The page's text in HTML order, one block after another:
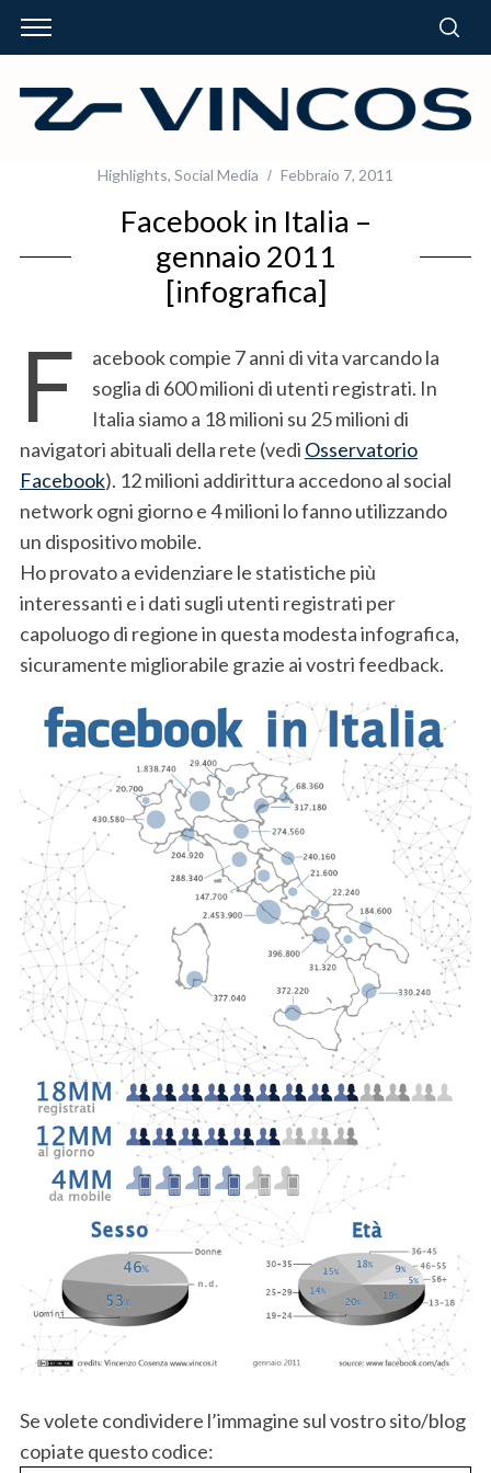
Highlights, Social Media Febbraio 7, 2011
Facebook in Italia –
gennaio 2011
[infografica]
F
acebook compie 7 anni di vita varcando la
soglia di 600 milioni di utenti registrati. In
Italia siamo a 18 milioni su 25 milioni di
navigatori abituali della rete (vedi Osservatorio
Facebook). 12 milioni addirittura accedono al social
network ogni giorno e 4 milioni lo fanno utilizzando
un dispositivo mobile.
Ho provato a evidenziare le statistiche più
interessanti e i dati sugli utenti registrati per
capoluogo di regione in questa modesta infografica,
sicuramente migliorabile grazie ai vostri feedback.
Se volete condividere l’immagine sul vostro sito/blog
copiate questo codice: